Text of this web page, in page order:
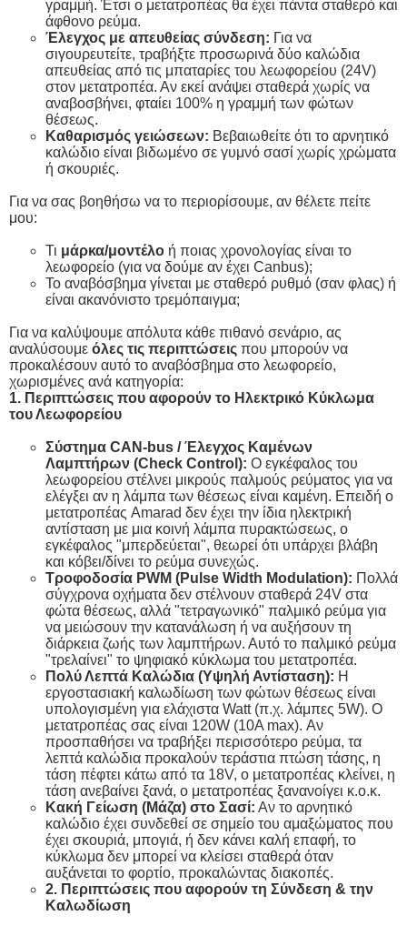
γραμμή. Έτσι ο μετατροπέας θα έχει πάντα σταθερό και
άφθονο ρεύμα.
Έλεγχος με απευθείας σύνδεση: Για να
σιγουρευτείτε, τραβήξτε προσωρινά δύο καλώδια
απευθείας από τις μπαταρίες του λεωφορείου (24V)
στον μετατροπέα. Αν εκεί ανάψει σταθερά χωρίς να
αναβοσβήνει, φταίει 100% η γραμμή των φώτων
θέσεως.
Καθαρισμός γειώσεων: Βεβαιωθείτε ότι το αρνητικό
καλώδιο είναι βιδωμένο σε γυμνό σασί χωρίς χρώματα
ή σκουριές.
Για να σας βοηθήσω να το περιορίσουμε, αν θέλετε πείτε
μου:
Τι μάρκα/μοντέλο ή ποιας χρονολογίας είναι το
λεωφορείο (για να δούμε αν έχει Canbus);
Το αναβόσβημα γίνεται με σταθερό ρυθμό (σαν φλας) ή
είναι ακανόνιστο τρεμόπαιγμα;
Για να καλύψουμε απόλυτα κάθε πιθανό σενάριο, ας
αναλύσουμε όλες τις περιπτώσεις που μπορούν να
προκαλέσουν αυτό το αναβόσβημα στο λεωφορείο,
χωρισμένες ανά κατηγορία:
1. Περιπτώσεις που αφορούν το Ηλεκτρικό Κύκλωμα
του Λεωφορείου
Σύστημα CAN-bus / Έλεγχος Καμένων
Λαμπτήρων (Check Control): Ο εγκέφαλος του
λεωφορείου στέλνει μικρούς παλμούς ρεύματος για να
ελέγξει αν η λάμπα των θέσεως είναι καμένη. Επειδή ο
μετατροπέας Amarad δεν έχει την ίδια ηλεκτρική
αντίσταση με μια κοινή λάμπα πυρακτώσεως, ο
εγκέφαλος "μπερδεύεται", θεωρεί ότι υπάρχει βλάβη
και κόβει/δίνει το ρεύμα συνεχώς.
Τροφοδοσία PWM (Pulse Width Modulation): Πολλά
σύγχρονα οχήματα δεν στέλνουν σταθερά 24V στα
φώτα θέσεως, αλλά "τετραγωνικό" παλμικό ρεύμα για
να μειώσουν την κατανάλωση ή να αυξήσουν τη
διάρκεια ζωής των λαμπτήρων. Αυτό το παλμικό ρεύμα
"τρελαίνει" το ψηφιακό κύκλωμα του μετατροπέα.
Πολύ Λεπτά Καλώδια (Υψηλή Αντίσταση): Η
εργοστασιακή καλωδίωση των φώτων θέσεως είναι
υπολογισμένη για ελάχιστα Watt (π.χ. λάμπες 5W). Ο
μετατροπέας σας είναι 120W (10A max). Αν
προσπαθήσει να τραβήξει περισσότερο ρεύμα, τα
λεπτά καλώδια προκαλούν τεράστια πτώση τάσης, η
τάση πέφτει κάτω από τα 18V, ο μετατροπέας κλείνει, η
τάση ανεβαίνει ξανά, ο μετατροπέας ξανανοίγει κ.ο.κ.
Κακή Γείωση (Μάζα) στο Σασί: Αν το αρνητικό
καλώδιο έχει συνδεθεί σε σημείο του αμαξώματος που
έχει σκουριά, μπογιά, ή δεν κάνει καλή επαφή, το
κύκλωμα δεν μπορεί να κλείσει σταθερά όταν
αυξάνεται το φορτίο, προκαλώντας διακοπές.
2. Περιπτώσεις που αφορούν τη Σύνδεση & την
Καλωδίωση